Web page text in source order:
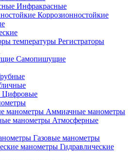
Инфракрасные
Коррозионностойкие
Регистраторы
Самопишущие
Цифровые
Аммиачные манометры
Атмосферные
Газовые манометры
Гидравлические